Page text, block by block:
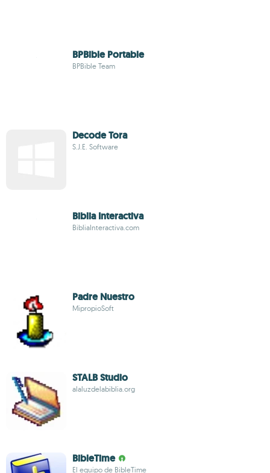
BPBible Portable
BPBible Team
Decode Tora
S.J.E. Software
Biblia Interactiva
BibliaInteractiva.com
Padre Nuestro
MipropioSoft
STALB Studio
alaluzdelabiblia.org
BibleTime
El equipo de BibleTime